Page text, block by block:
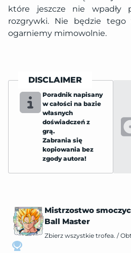
które jeszcze nie wpadły
rozgrywki. Nie będzie tego
ogarniemy mimowolnie.
DISCLAIMER
Poradnik napisany
w całości na bazie
własnych
doświadczeń z
grą.
Zabrania się
kopiowania bez
zgody autora!
Mistrzostwo
Ball Master
Zbierz wszystkie trofea. /